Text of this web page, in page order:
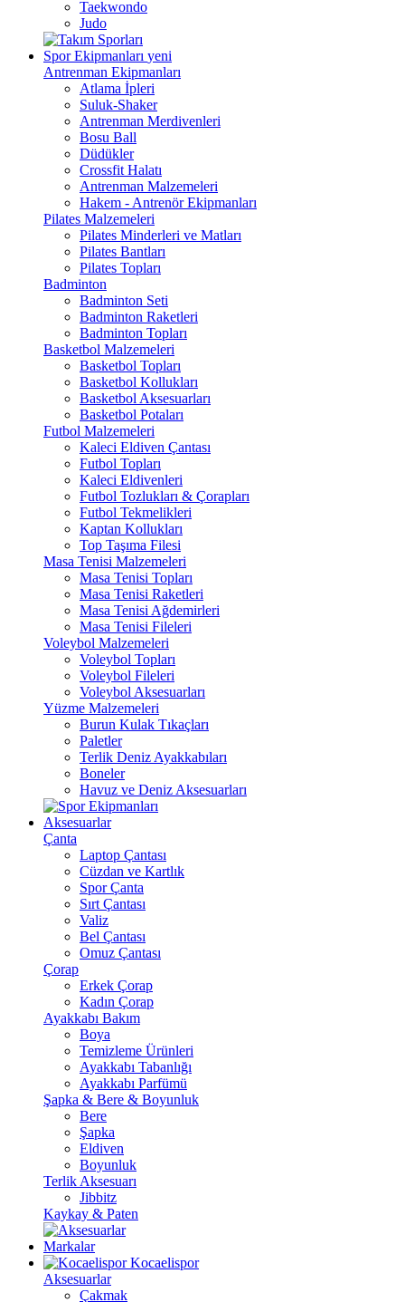
Taekwondo
Judo
Spor Ekipmanları yeni
Antrenman Ekipmanları
Atlama İpleri
Suluk-Shaker
Antrenman Merdivenleri
Bosu Ball
Düdükler
Crossfit Halatı
Antrenman Malzemeleri
Hakem - Antrenör Ekipmanları
Pilates Malzemeleri
Pilates Minderleri ve Matları
Pilates Bantları
Pilates Topları
Badminton
Badminton Seti
Badminton Raketleri
Badminton Topları
Basketbol Malzemeleri
Basketbol Topları
Basketbol Kollukları
Basketbol Aksesuarları
Basketbol Potaları
Futbol Malzemeleri
Kaleci Eldiven Çantası
Futbol Topları
Kaleci Eldivenleri
Futbol Tozlukları & Çorapları
Futbol Tekmelikleri
Kaptan Kollukları
Top Taşıma Filesi
Masa Tenisi Malzemeleri
Masa Tenisi Topları
Masa Tenisi Raketleri
Masa Tenisi Ağdemirleri
Masa Tenisi Fileleri
Voleybol Malzemeleri
Voleybol Topları
Voleybol Fileleri
Voleybol Aksesuarları
Yüzme Malzemeleri
Burun Kulak Tıkaçları
Paletler
Terlik Deniz Ayakkabıları
Boneler
Havuz ve Deniz Aksesuarları
Aksesuarlar
Çanta
Laptop Çantası
Cüzdan ve Kartlık
Spor Çanta
Sırt Çantası
Valiz
Bel Çantası
Omuz Çantası
Çorap
Erkek Çorap
Kadın Çorap
Ayakkabı Bakım
Boya
Temizleme Ürünleri
Ayakkabı Tabanlığı
Ayakkabı Parfümü
Şapka & Bere & Boyunluk
Bere
Şapka
Eldiven
Boyunluk
Terlik Aksesuarı
Jibbitz
Kaykay & Paten
Markalar
Kocaelispor
Aksesuarlar
Çakmak